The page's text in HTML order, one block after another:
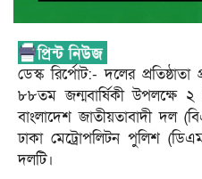
ডেস্ক রির্পোট:- দলের প্রতিষ্ঠাতা
৮৮তম জন্মবার্ষিকী উপলক্ষে ২
বাংলাদেশ জাতীয়তাবাদী দল
ঢাকা মেট্রোপলিটন পুলিশ
দলটি।